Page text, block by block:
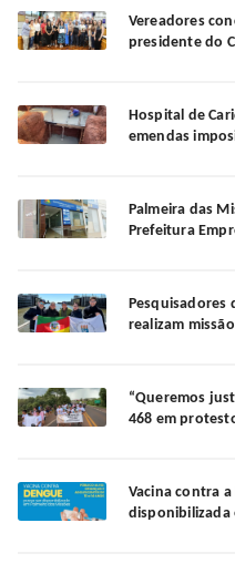
Vereadores
presidente do
Hospital de
emendas
Palmeira das
Prefeitura
Pesquisadores
realizam
“Queremos
468 em
Vacina contra a
disponibilizada